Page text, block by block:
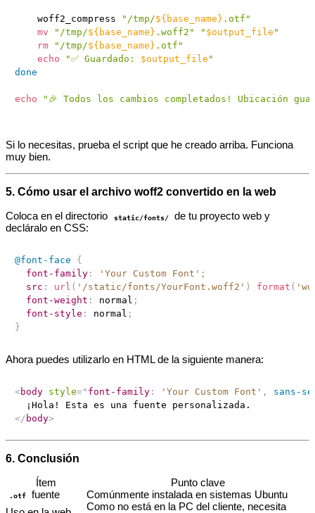
    woff2_compress
"/tmp/${base_name} .otf"
mv
"/tmp/${base_name} .woff2" " $output_file "
rm
"/tmp/${base_name} .otf"
echo
"✅ Guardado: $output_file "
done
echo "🎉 Todos los cambios completados! Ubicación
Si lo necesitas, prueba el script que he creado arriba. Funciona
muy bien.
5. Cómo usar el archivo woff2 convertido en la web
Coloca en el directorio
static/fonts/
de tu proyecto web y
decláralo en CSS:
@font-face
{
font-family: 'Your Custom Font' ;
src : url ( '/static/fonts/YourFont.woff2' ) format (
font-weight : normal ;
font-style : normal ;
}
Ahora puedes utilizarlo en HTML de la siguiente manera:
<body style=" font-family: 'Your Custom Font' ,
sans-
</ body>
6. Conclusión
Ítem
Punto clave
.otf fuente
Comúnmente instalada en sistemas Ubuntu
Como no está en la PC del cliente, necesita